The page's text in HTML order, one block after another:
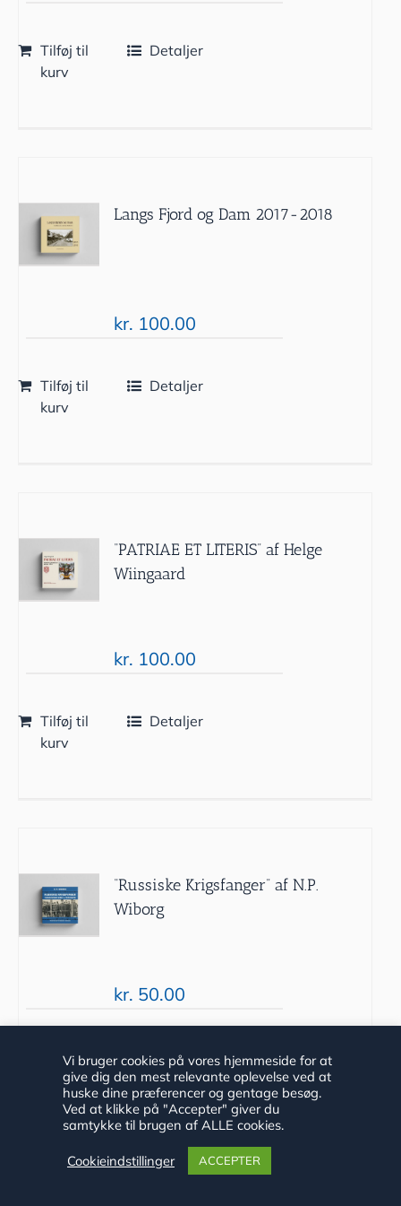
Tilføj til
kurv
Detaljer
Langs Fjord og Dam 2017-2018
kr. 100.00
Tilføj til
kurv
Detaljer
“PATRIAE ET LITERIS” af Helge
Wiingaard
kr. 100.00
Tilføj til
kurv
Detaljer
“Russiske Krigsfanger” af N.P.
Wiborg
kr. 50.00
Tilføj til
kurv
Detaljer
Vi bruger cookies på vores hjemmeside for at
give dig den mest relevante oplevelse ved at
huske dine præferencer og gentage besøg.
Ved at klikke på "Accepter" giver du
samtykke til brugen af ALLE cookies.
Cookieindstillinger ACCEPTER